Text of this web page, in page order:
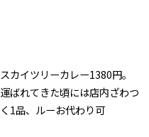
スカイツリーカレー1380円。
運ばれてきた頃には店内ざわつ
く1品、ルーお代わり可